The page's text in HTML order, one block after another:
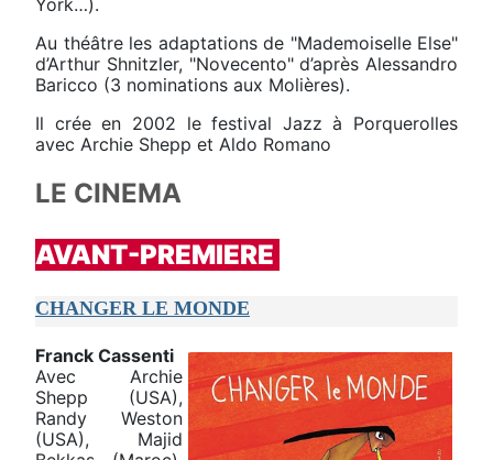
York…).
Au théâtre les adaptations de "Mademoiselle Else"
d’Arthur Shnitzler, "Novecento" d’après Alessandro
Baricco (3 nominations aux Molières).
Il crée en 2002 le festival Jazz à Porquerolles
avec Archie Shepp et Aldo Romano
LE CINEMA
AVANT-PREMIERE
CHANGER LE MONDE
Franck Cassenti
Avec Archie
Shepp (USA),
Randy Weston
(USA), Majid